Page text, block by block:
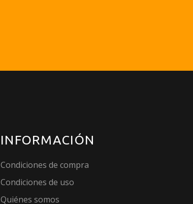
INFORMACIÓN
Condiciones de compra
Condiciones de uso
Quiénes somos